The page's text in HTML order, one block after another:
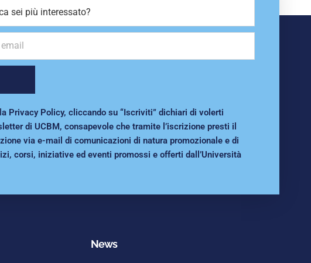
Privacy Policy, cliccando su “Iscriviti” dichiari di volerti
di UCBM, consapevole che tramite l’iscrizione presti il
via e-mail di comunicazioni di natura promozionale e di
corsi, iniziative ed eventi promossi e offerti dall’Università
News